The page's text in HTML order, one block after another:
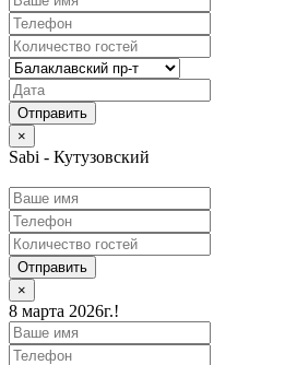
×
Sabi - Кутузовский
Отправить
×
8 марта 2026г.!